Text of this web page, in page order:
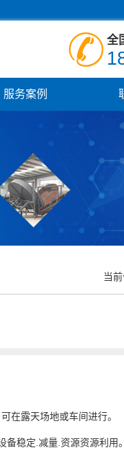
全
服务案例
当前
在露天场地或车间进行。
稳定.减量.资源资源利用。